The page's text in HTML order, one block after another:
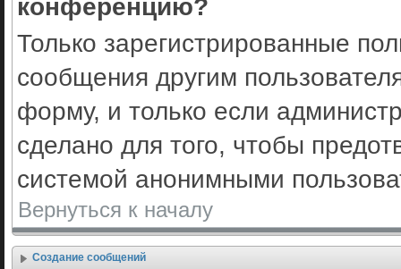
конференцию?
Только зарегистрированные
сообщения другим
форму, и только если
сделано для того, чтобы
системой анонимными
Вернуться к началу
Создание сообщений